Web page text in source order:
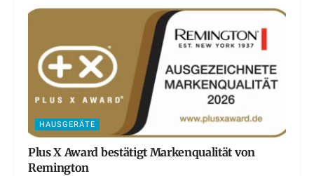
HAUSGERÄTE
Plus X Award bestätigt Markenqualität von
Remington